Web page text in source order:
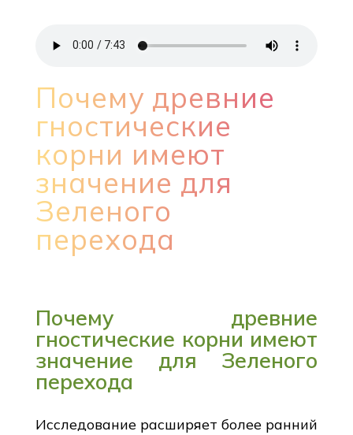
Почему древние
гностические
корни имеют
значение для
Зеленого
перехода
Почему древние
гностические корни имеют
значение для Зеленого
перехода
Исследование расширяет более ранний